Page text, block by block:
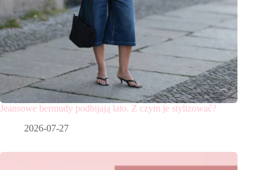
Jeansowe bermudy podbijają lato. Z czym je stylizować?
2026-07-27